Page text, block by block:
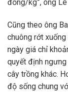
đồng/kg”, ông
Cũng theo ông
chuông rớt
ngày giá chỉ
quyết định
cây trồng khác.
độ sống chung